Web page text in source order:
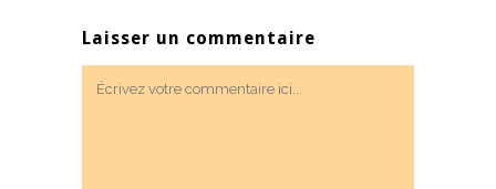
Laisser un commentaire